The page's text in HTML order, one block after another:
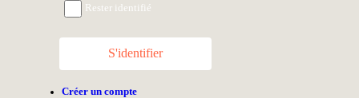
Rester identifié
S'identifier
Créer un compte